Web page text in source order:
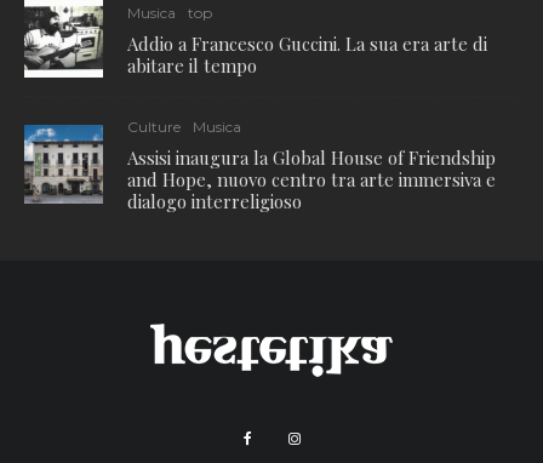
Musica top
Addio a Francesco Guccini. La sua era arte di
abitare il tempo
Culture Musica
Assisi inaugura la Global House of Friendship
and Hope, nuovo centro tra arte immersiva e
dialogo interreligioso